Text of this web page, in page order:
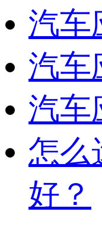
汽车
汽车
汽车
怎么
好？